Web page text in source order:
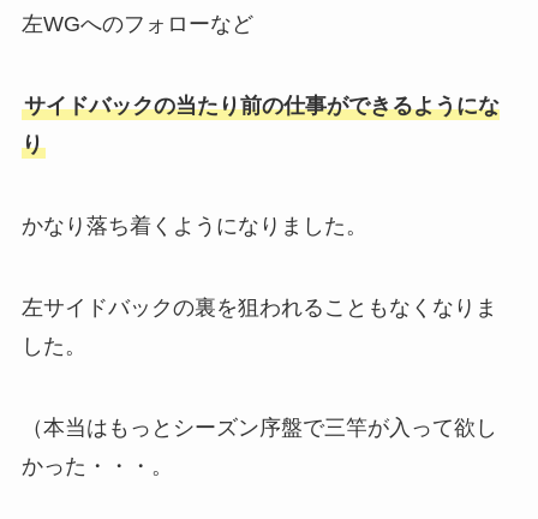
左WGへのフォローなど
サイドバックの当たり前の仕事ができるようにな
り
かなり落ち着くようになりました。
左サイドバックの裏を狙われることもなくなりま
した。
（本当はもっとシーズン序盤で三竿が入って欲し
かった・・・。